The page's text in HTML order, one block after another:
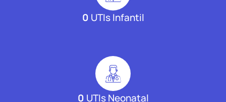
0 UTIs Infantil
0 UTIs Neonatal